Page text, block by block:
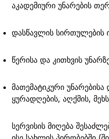
აკადემიური უნარების
დასწავლის სირთულების
წერისა და კითხვის
მათემატიკური
ყურადღების, აღქმის,
სერვისის მიღება